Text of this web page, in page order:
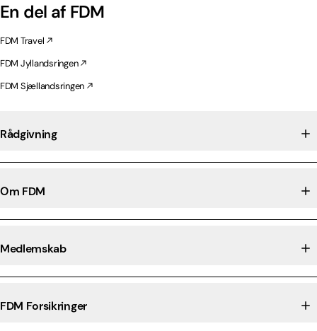
En del af FDM
FDM Travel
FDM Jyllandsringen
FDM Sjællandsringen
Rådgivning
Om FDM
Medlemskab
FDM Forsikringer